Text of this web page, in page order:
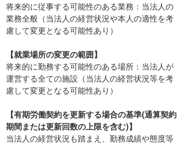
将来的に従事する可能性のある業務：当法人の
業務全般（当法人の経営状況や本人の適性を考
慮して変更となる可能性あり）
【就業場所の変更の範囲】
将来的に勤務する可能性のある場所：当法人が
運営する全ての施設（当法人の経営状況等を考
慮して変更となる可能性あり）
【有期労働契約を更新する場合の基準(通算契約
期間または更新回数の上限を含む)】
当法人の経営状況も踏まえ、勤務成績や態度等